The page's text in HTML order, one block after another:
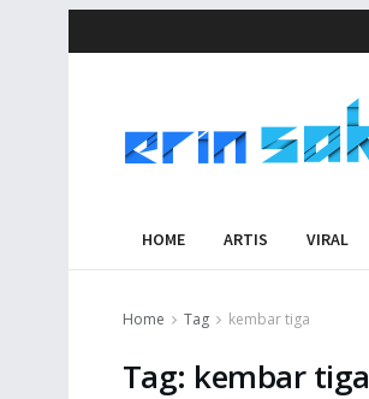
HOME ARTIS VIRAL
Home Tag kembar tiga
Tag: kembar tiga